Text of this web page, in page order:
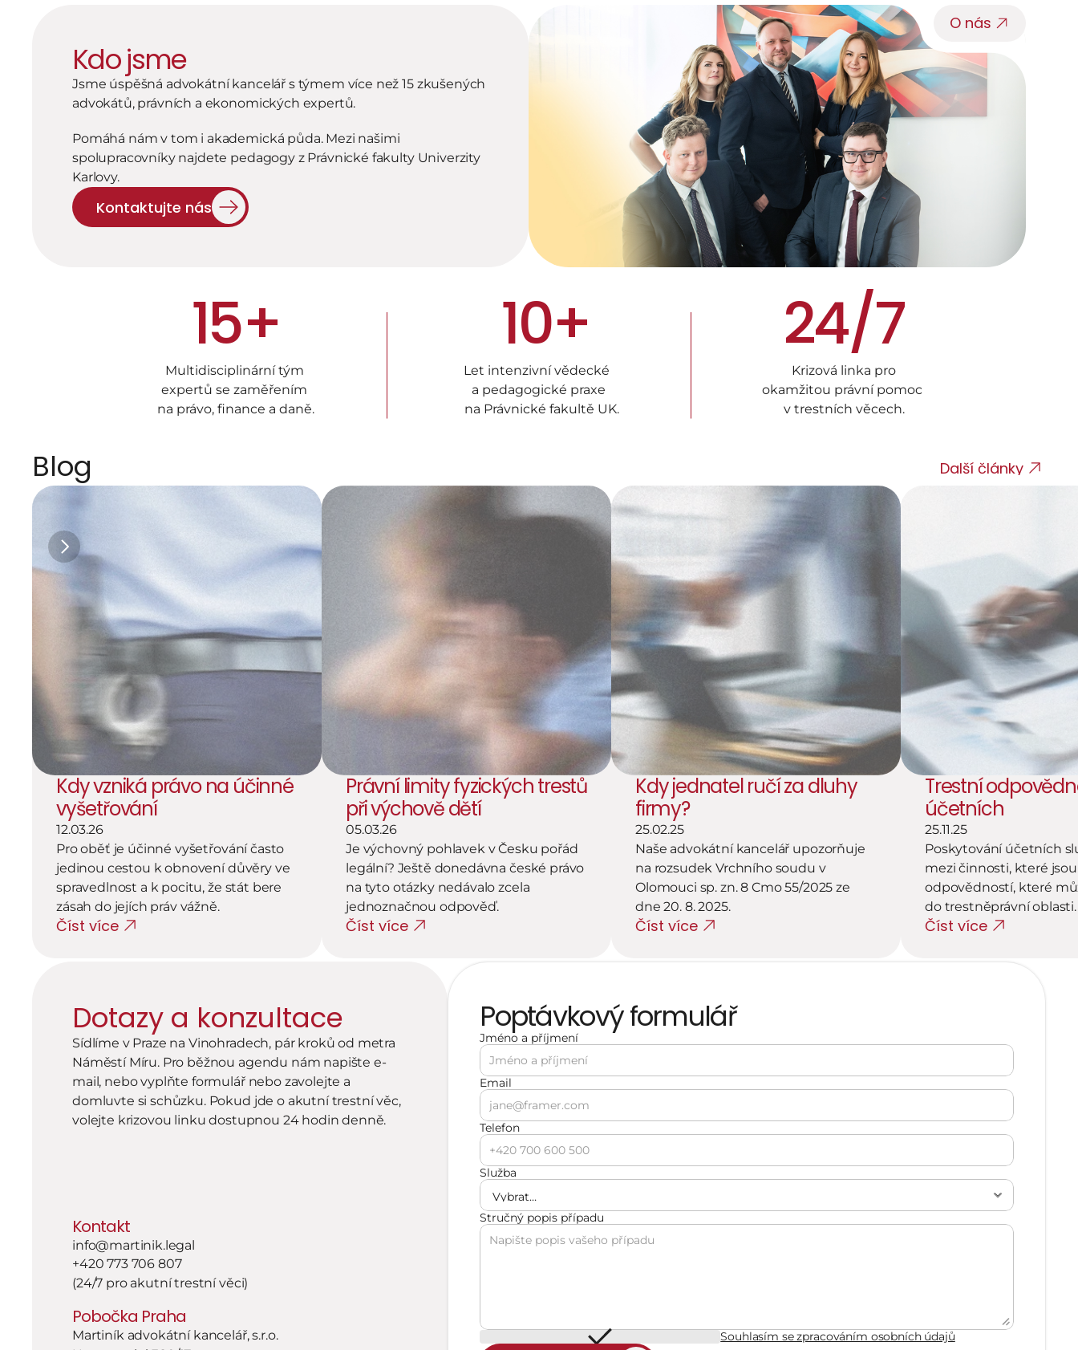
Kdo jsme
Jsme úspěšná advokátní kancelář s týmem více než 15 zkušených
advokátů, právních a ekonomických expertů.
Pomáhá nám v tom i akademická půda. Mezi našimi
spolupracovníky najdete pedagogy z Právnické fakulty Univerzity
Karlovy.
Kontaktujte nás
O nás
15+
Multidisciplinární tým
expertů se zaměřením
na právo, finance a daně.
10+
Let intenzivní vědecké
a pedagogické praxe
na Právnické fakultě UK.
24/7
Krizová linka pro
okamžitou právní pomoc
v trestních věcech.
Blog Další články
Kdy vzniká právo na účinné
vyšetřování
12.03.26
Pro oběť je účinné vyšetřování často
jedinou cestou k obnovení důvěry ve
spravedlnost a k pocitu, že stát bere
zásah do jejích práv vážně.
Číst více
Právní limity fyzických trestů
při výchově dětí
05.03.26
Je výchovný pohlavek v Česku pořád
legální? Ještě donedávna české právo
na tyto otázky nedávalo zcela
jednoznačnou odpověď.
Číst více
Kdy jednatel ručí za dluhy
firmy?
25.02.25
Naše advokátní kancelář upozorňuje
na rozsudek Vrchního soudu v
Olomouci sp. zn. 8 Cmo 55/2025 ze
dne 20. 8. 2025.
Číst více
Trestní
účetních
25.11.25
Poskytování účetních
mezi činnosti, které
odpovědností, které
do trestněprávní oblasti.
Číst více
Dotazy a konzultace
Sídlíme v Praze na Vinohradech, pár kroků od metra
Náměstí Míru. Pro běžnou agendu nám napište e-
mail, nebo vyplňte formulář nebo zavolejte a
domluvte si schůzku. Pokud jde o akutní trestní věc,
volejte krizovou linku dostupnou 24 hodin denně.
Kontakt
info@martinik.legal
+420 773 706 807
(24/7 pro akutní trestní věci)
Pobočka Praha
Martiník advokátní kancelář, s.r.o.
Poptávkový formulář
Jméno a příjmení
Email
Telefon
Služba
Stručný popis případu
Souhlasím se zpracováním osobních údajů